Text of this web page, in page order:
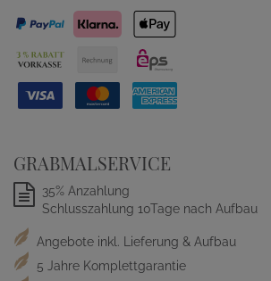
GRABMALSERVICE
35% Anzahlung
Schlusszahlung 10Tage nach Aufbau
Angebote inkl. Lieferung & Aufbau
5 Jahre Komplettgarantie